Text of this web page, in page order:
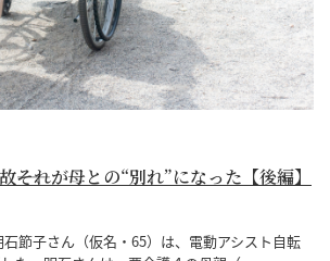
――それが母との“別れ”になった【後編】
節子さん（仮名・65）は、電動アシスト自転